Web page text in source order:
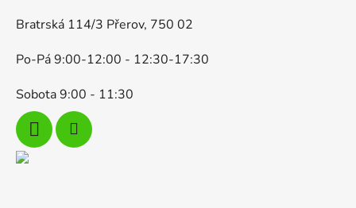
Bratrská 114/3 Přerov, 750 02
Po-Pá 9:00-12:00 - 12:30-17:30
Sobota 9:00 - 11:30